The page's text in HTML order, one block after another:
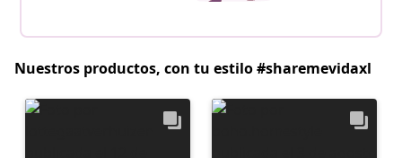
Nuestros productos, con tu estilo #sharemevidaxl